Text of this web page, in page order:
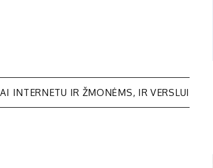
INTERNETU IR ŽMONĖMS, IR VERSLUI